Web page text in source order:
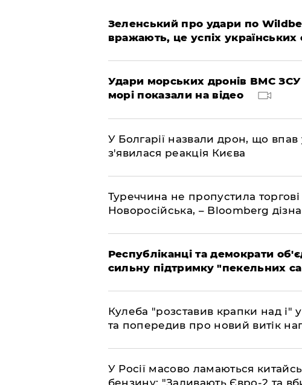
Зеленський про удари по
вражають, це успіх українських
Удари морських дронів ВМС
морі показали на відео
У Болгарії назвали дрон, що впав
з'явилася реакція Києва
Туреччина не пропустила
Новоросійська, – Bloomberg
Республіканці та демократи
сильну підтримку "пекельних
Кулеба "розставив крапки над і"
та попередив про новий витік
У Росії масово ламаються